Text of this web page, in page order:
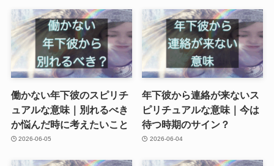
働かない年下彼のスピリチ
ュアルな意味｜別れるべき
か悩んだ時に考えたいこと
2026-06-05
年下彼から連絡が来ないス
ピリチュアルな意味｜今は
待つ時期のサイン？
2026-06-04